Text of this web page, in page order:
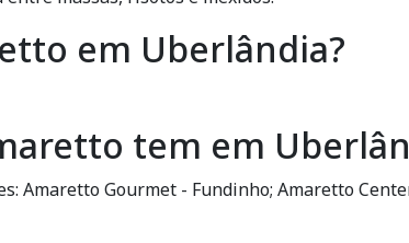
em Uberlândia?
tem em
Amaretto Gourmet - Fundinho; Amaretto